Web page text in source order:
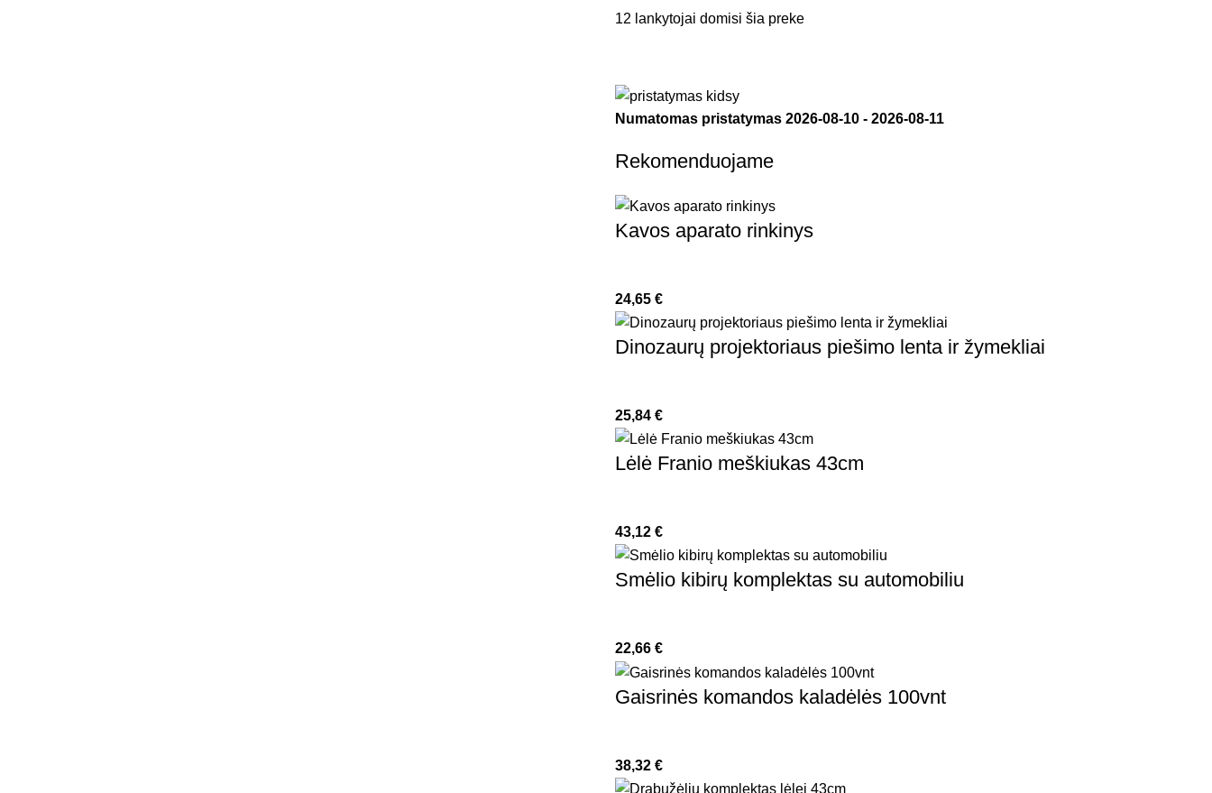
12 lankytojai domisi šia preke
Numatomas pristatymas 2026-08-10 - 2026-08-11
Rekomenduojame
Kavos aparato rinkinys
24,65 €
Dinozaurų projektoriaus piešimo lenta ir žymekliai
25,84 €
Lėlė Franio meškiukas 43cm
43,12 €
Smėlio kibirų komplektas su automobiliu
22,66 €
Gaisrinės komandos kaladėlės 100vnt
38,32 €